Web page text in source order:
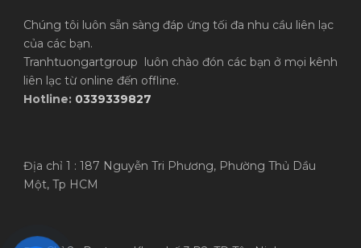
Chúng tôi luôn sẵn sàng đáp ứng tối đa nhu cầu liên lạc
của các bạn.
Tranhtuongartgroup luôn chào đón các bạn ở mọi kênh
liên lạc từ online đến offline.
Hotline: 0339339827
Địa chỉ 1 : 187 Nguyễn Tri Phương, Phường Thủ Dầu
Một, Tp HCM